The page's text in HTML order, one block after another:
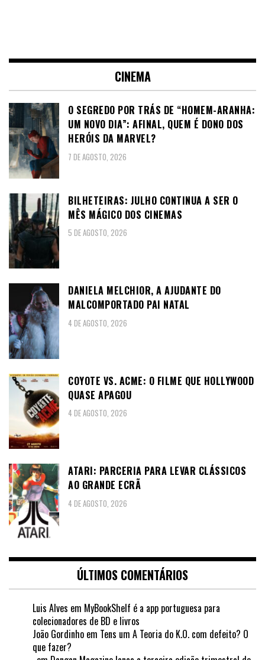
CINEMA
O SEGREDO POR TRÁS DE “HOMEM-ARANHA:
UM NOVO DIA”: AFINAL, QUEM É DONO DOS
HERÓIS DA MARVEL?
7 DE AGOSTO, 2026
BILHETEIRAS: JULHO CONTINUA A SER O
MÊS MÁGICO DOS CINEMAS
5 DE AGOSTO, 2026
DANIELA MELCHIOR, A AJUDANTE DO
MALCOMPORTADO PAI NATAL
4 DE AGOSTO, 2026
COYOTE VS. ACME: O FILME QUE HOLLYWOOD
QUASE APAGOU
4 DE AGOSTO, 2026
ATARI: PARCERIA PARA LEVAR CLÁSSICOS
AO GRANDE ECRÃ
4 DE AGOSTO, 2026
ÚLTIMOS COMENTÁRIOS
Luis Alves em MyBookShelf é a app portuguesa para
colecionadores de BD e livros
João Gordinho em Tens um A Teoria do K.O. com defeito? O
que fazer?